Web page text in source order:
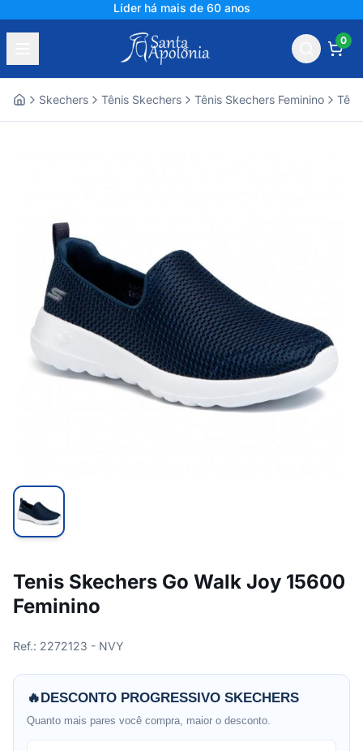
Líder há mais de 60 anos
0
Skechers Tênis Skechers Tênis Skechers Feminino
Tenis Skechers Go Walk Joy 15600
Feminino
Ref.: 2272123 - NVY
🔥DESCONTO PROGRESSIVO SKECHERS
Quanto mais pares você compra, maior o desconto.